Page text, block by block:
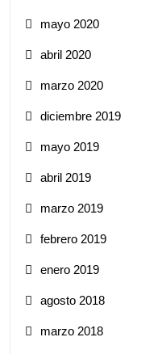
mayo 2020
abril 2020
marzo 2020
diciembre 2019
mayo 2019
abril 2019
marzo 2019
febrero 2019
enero 2019
agosto 2018
marzo 2018